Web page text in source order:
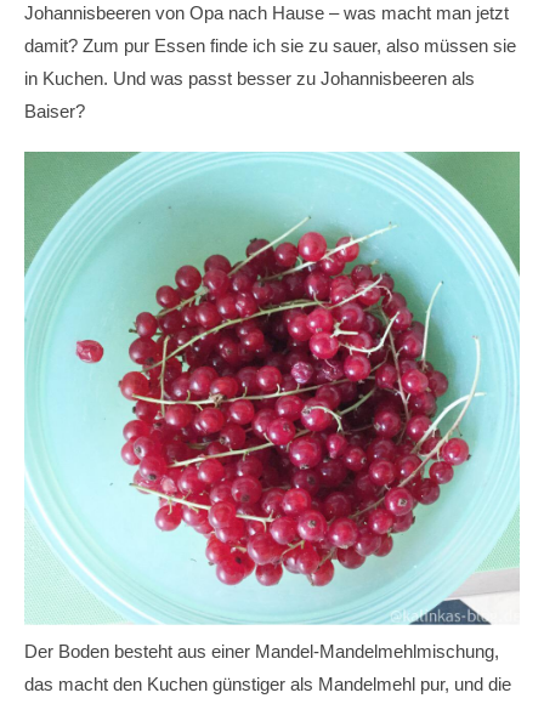
Johannisbeeren von Opa nach Hause – was macht man jetzt
damit? Zum pur Essen finde ich sie zu sauer, also müssen sie
in Kuchen. Und was passt besser zu Johannisbeeren als
Baiser?
Der Boden besteht aus einer Mandel-Mandelmehlmischung,
das macht den Kuchen günstiger als Mandelmehl pur, und die